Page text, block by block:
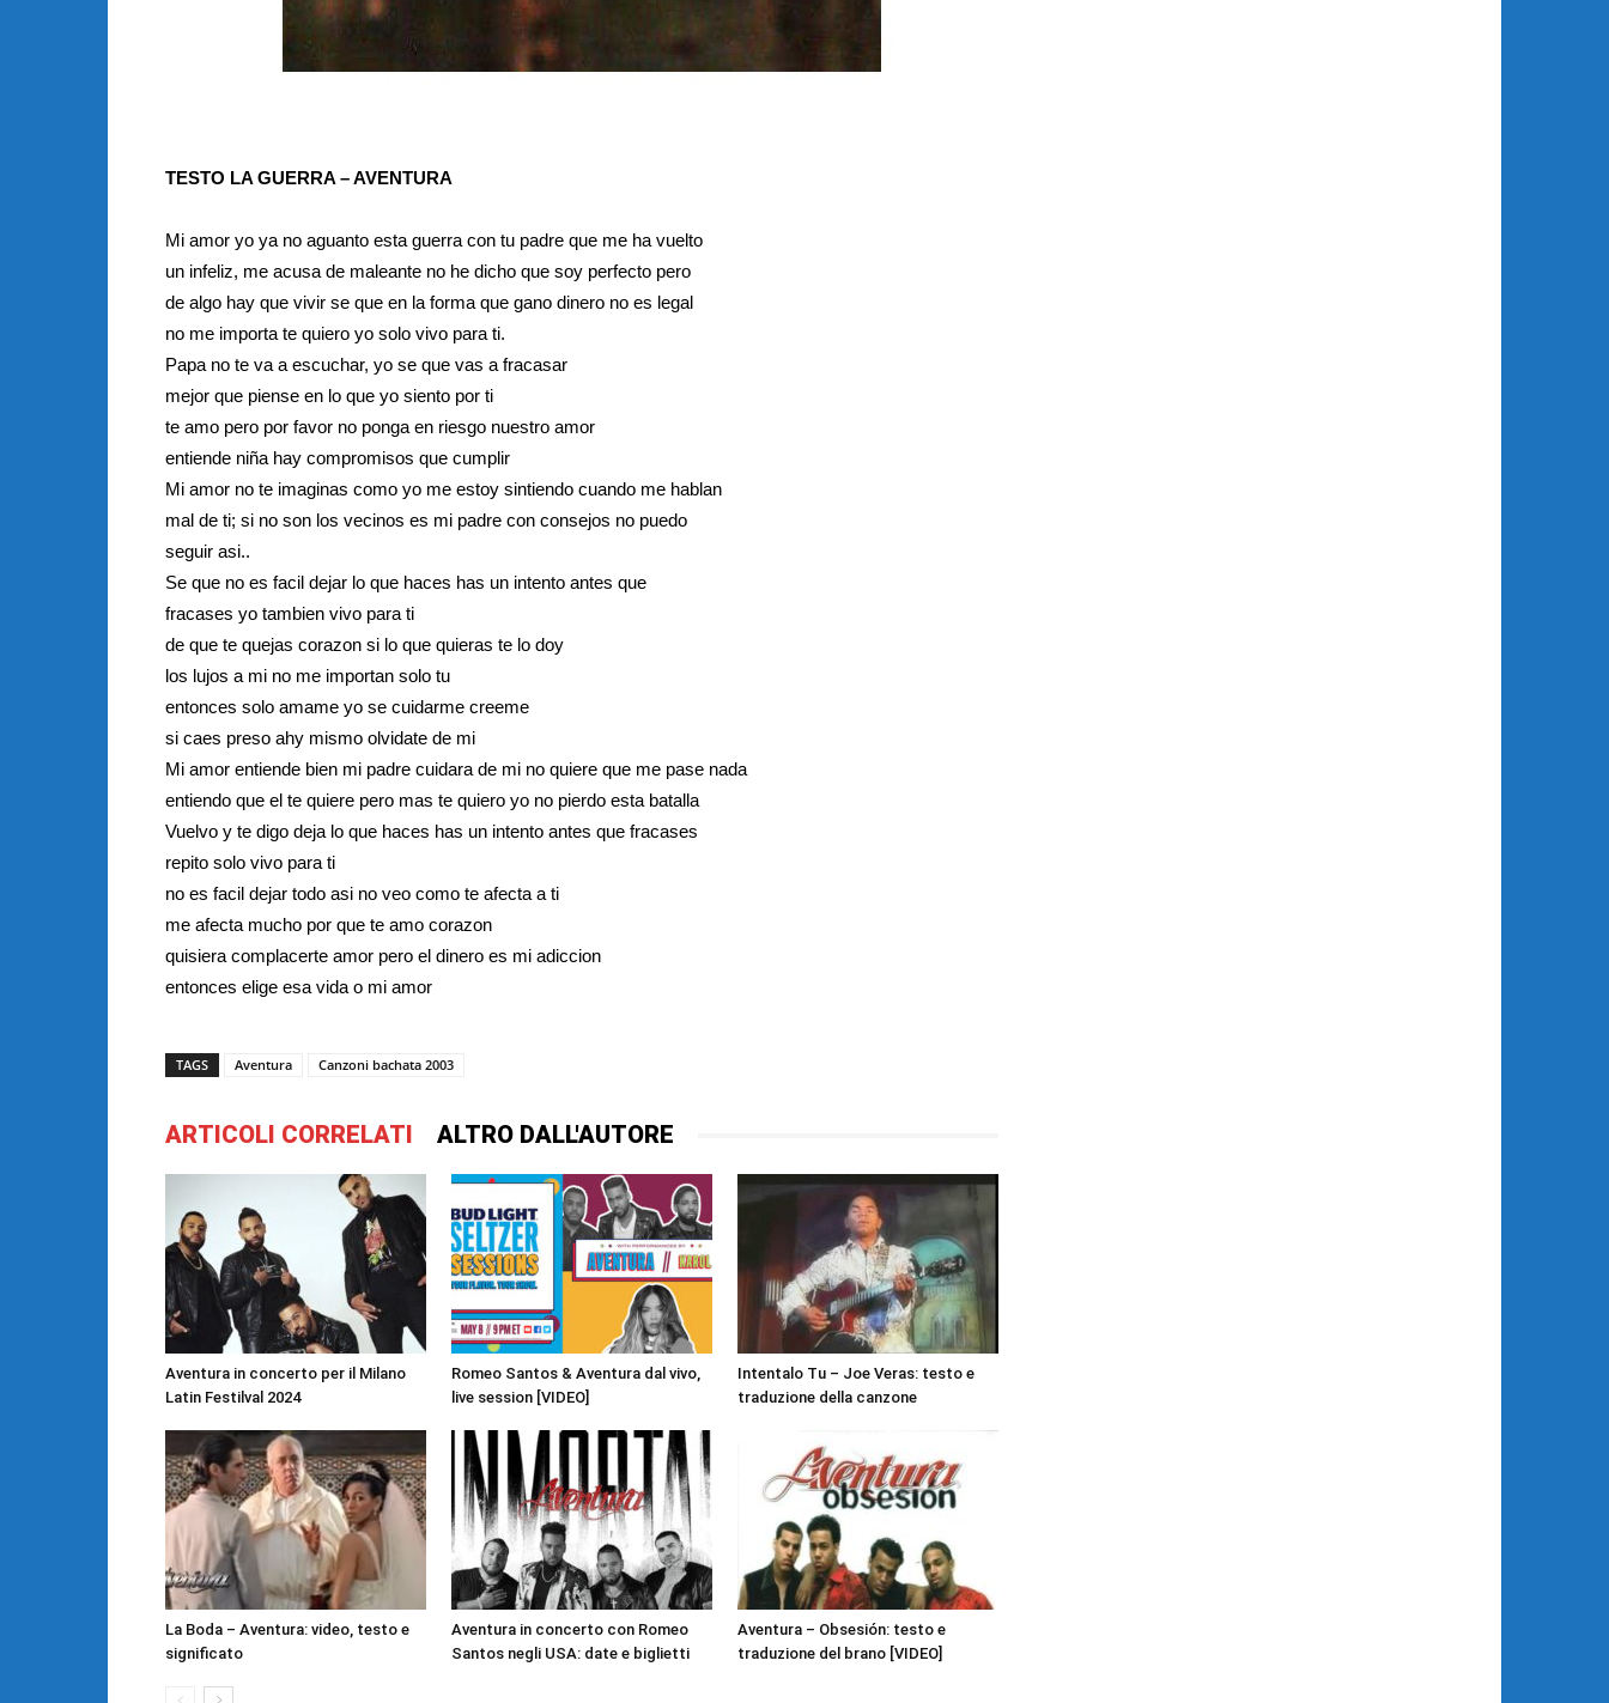
TESTO LA GUERRA – AVENTURA
Mi amor yo ya no aguanto esta guerra con tu padre que me ha vuelto
un infeliz, me acusa de maleante no he dicho que soy perfecto pero
de algo hay que vivir se que en la forma que gano dinero no es legal
no me importa te quiero yo solo vivo para ti.
Papa no te va a escuchar, yo se que vas a fracasar
mejor que piense en lo que yo siento por ti
te amo pero por favor no ponga en riesgo nuestro amor
entiende niña hay compromisos que cumplir
Mi amor no te imaginas como yo me estoy sintiendo cuando me hablan
mal de ti; si no son los vecinos es mi padre con consejos no puedo
seguir asi..
Se que no es facil dejar lo que haces has un intento antes que
fracases yo tambien vivo para ti
de que te quejas corazon si lo que quieras te lo doy
los lujos a mi no me importan solo tu
entonces solo amame yo se cuidarme creeme
si caes preso ahy mismo olvidate de mi
Mi amor entiende bien mi padre cuidara de mi no quiere que me pase nada
entiendo que el te quiere pero mas te quiero yo no pierdo esta batalla
Vuelvo y te digo deja lo que haces has un intento antes que fracases
repito solo vivo para ti
no es facil dejar todo asi no veo como te afecta a ti
me afecta mucho por que te amo corazon
quisiera complacerte amor pero el dinero es mi adiccion
entonces elige esa vida o mi amor
TAGS Aventura Canzoni bachata 2003
ARTICOLI CORRELATI ALTRO DALL'AUTORE
Aventura in concerto per il Milano
Latin Festilval 2024
Romeo Santos & Aventura dal vivo,
live session [VIDEO]
Intentalo Tu – Joe Veras: testo e
traduzione della canzone
La Boda – Aventura: video, testo e
significato
Aventura in concerto con Romeo
Santos negli USA: date e biglietti
Aventura – Obsesión: testo e
traduzione del brano [VIDEO]